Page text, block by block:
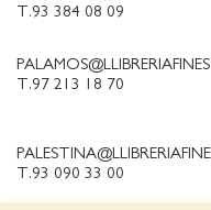
T.93 384 08 09
T.97 213 18 70
T.93 090 33 00